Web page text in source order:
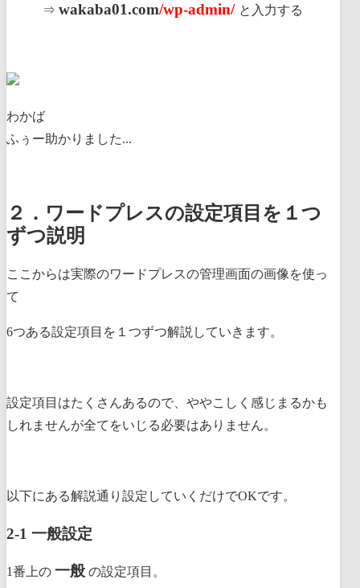
⇒wakaba01.com/wp-admin/ と入力する
わかば
ふぅー助かりました...
２．ワードプレスの設定項目を１つ
ずつ説明
ここからは実際のワードプレスの管理画面の画像を使っ
て
6つある設定項目を１つずつ解説していきます。
設定項目はたくさんあるので、ややこしく感じまるかも
しれませんが全てをいじる必要はありません。
以下にある解説通り設定していくだけでOKです。
2-1 一般設定
1番上の 一般 の設定項目。